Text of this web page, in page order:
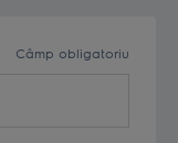
Câmp obligatoriu